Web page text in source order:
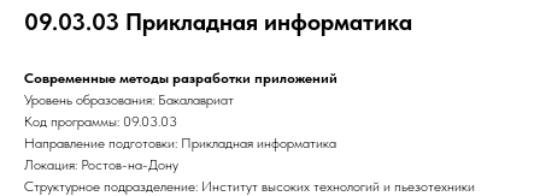
09.03.03 Прикладная информатика
Современные методы разработки приложений
Уровень образования: Бакалавриат
Код программы: 09.03.03
Направление подготовки: Прикладная информатика
Локация: Ростов-на-Дону
Структурное подразделение: Институт высоких технологий и пьезотехники